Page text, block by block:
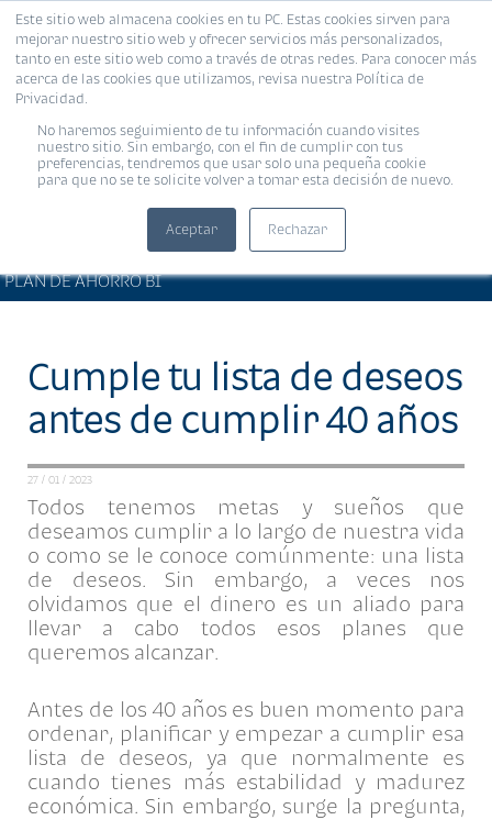
Este sitio web almacena cookies en tu PC. Estas cookies sirven para
mejorar nuestro sitio web y ofrecer servicios más personalizados,
tanto en este sitio web como a través de otras redes. Para conocer más
acerca de las cookies que utilizamos, revisa nuestra Política de
Privacidad.
No haremos seguimiento de tu información cuando visites
nuestro sitio. Sin embargo, con el fin de cumplir con tus
preferencias, tendremos que usar solo una pequeña cookie
para que no se te solicite volver a tomar esta decisión de nuevo.
Aceptar Rechazar
MENÚ
PLAN DE AHORRO BI
Cumple tu lista de deseos
antes de cumplir 40 años
27 / 01 / 2023
Todos tenemos metas y sueños que
deseamos cumplir a lo largo de nuestra vida
o como se le conoce comúnmente: una lista
de deseos. Sin embargo, a veces nos
olvidamos que el dinero es un aliado para
llevar a cabo todos esos planes que
queremos alcanzar.
Antes de los 40 años es buen momento para
ordenar, planificar y empezar a cumplir esa
lista de deseos, ya que normalmente es
cuando tienes más estabilidad y madurez
económica. Sin embargo, surge la pregunta,